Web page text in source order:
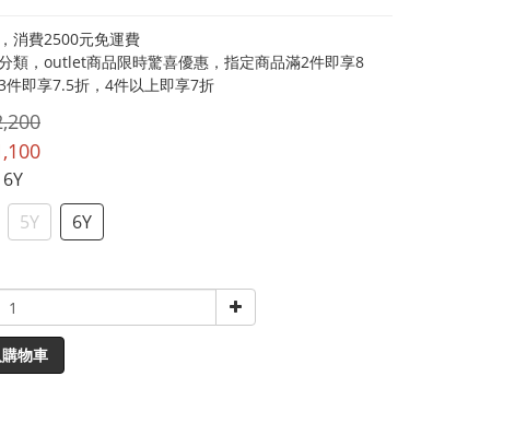
消費2500元免運費
類，outlet商品限時驚喜優惠，指定商品滿2件即享8
件即享7.5折，4件以上即享7折
6Y
5Y 6Y
物車